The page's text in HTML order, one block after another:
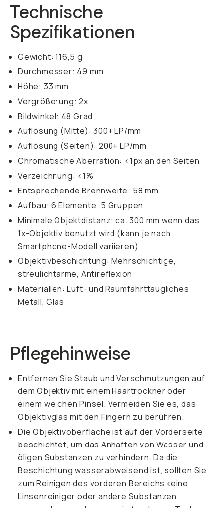
Technische
Spezifikationen
Gewicht: 116,5 g
Durchmesser: 49 mm
Höhe: 33 mm
Vergrößerung: 2x
Bildwinkel: 48 Grad
Auflösung (Mitte): 300+ LP/mm
Auflösung (Seiten): 200+ LP/mm
Chromatische Aberration: <1px an den Seiten
Verzeichnung: <1%
Entsprechende Brennweite: 58 mm
Aufbau: 6 Elemente, 5 Gruppen
Minimale Objektdistanz: ca. 300 mm wenn das
1x-Objektiv benutzt wird (kann je nach
Smartphone-Modell variieren)
Objektivbeschichtung: Mehrschichtige,
streulichtarme, Antireflexion
Materialien: Luft- und Raumfahrttaugliches
Metall, Glas
Pflegehinweise
Entfernen Sie Staub und Verschmutzungen auf
dem Objektiv mit einem Haartrockner oder
einem weichen Pinsel. Vermeiden Sie es, das
Objektivglas mit den Fingern zu berühren.
Die Objektivoberfläche ist auf der Vorderseite
beschichtet, um das Anhaften von Wasser und
öligen Substanzen zu verhindern. Da die
Beschichtung wasserabweisend ist, sollten Sie
zum Reinigen des vorderen Bereichs keine
Linsenreiniger oder andere Substanzen